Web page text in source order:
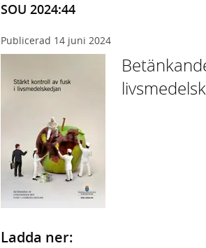
SOU 2024:44
Publicerad 14 juni 2024
Ladda ner: